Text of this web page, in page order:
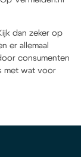
dan zeker op
er allemaal
consumenten
met wat voor